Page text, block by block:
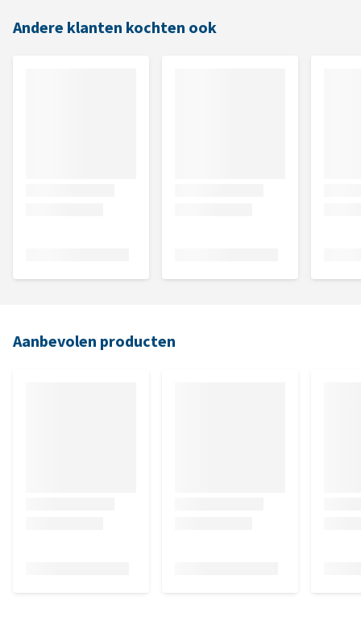
Andere klanten kochten ook
Aanbevolen producten